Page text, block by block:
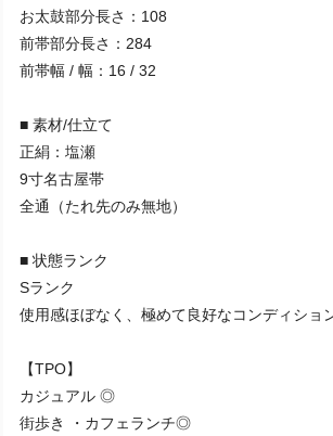
お太鼓部分長さ：108
前帯部分長さ：284
前帯幅 / 幅：16 / 32
■ 素材/仕立て
正絹：塩瀬
9寸名古屋帯
全通（たれ先のみ無地）
■ 状態ランク
Sランク
使用感ほぼなく、極めて良好なコンディショ
【TPO】
カジュアル ◎
街歩き ・カフェランチ◎